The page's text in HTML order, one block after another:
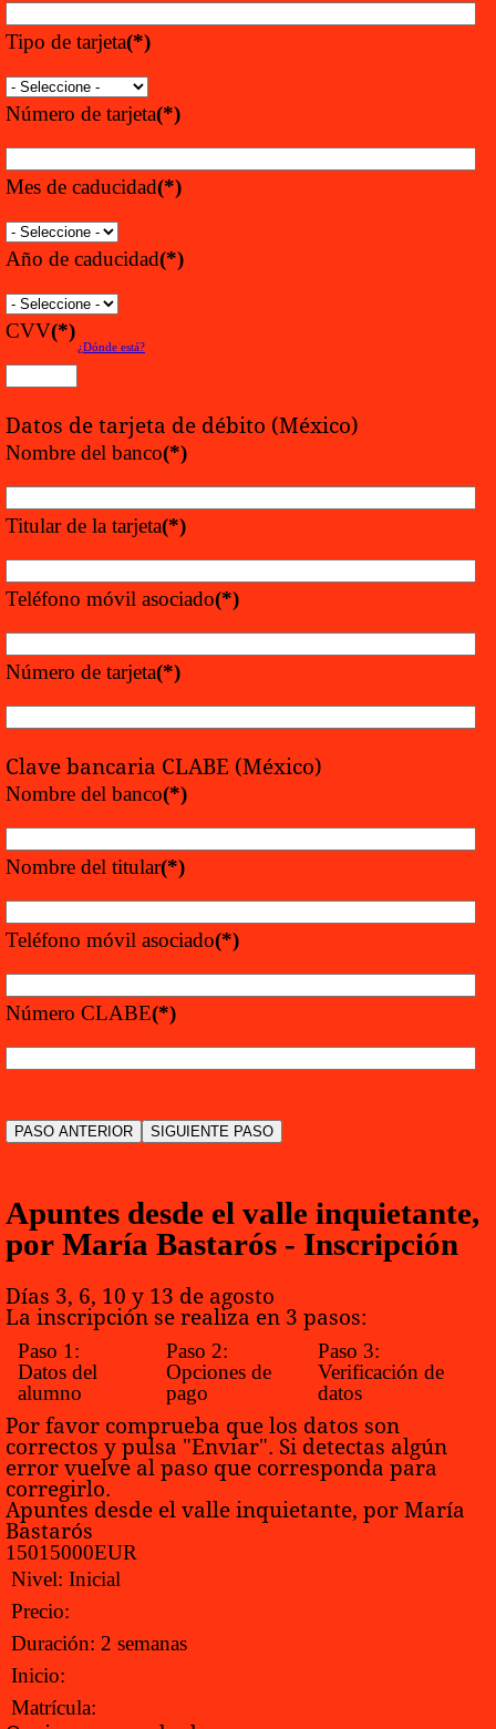
Tipo de tarjeta(*)
Número de tarjeta(*)
Mes de caducidad(*)
Año de caducidad(*)
CVV(*)
¿Dónde está?
Datos de tarjeta de débito (México)
Nombre del banco(*)
Titular de la tarjeta(*)
Teléfono móvil asociado(*)
Número de tarjeta(*)
Clave bancaria CLABE (México)
Nombre del banco(*)
Nombre del titular(*)
Teléfono móvil asociado(*)
Número CLABE(*)
Apuntes desde el valle inquietante,
por María Bastarós - Inscripción
Días 3, 6, 10 y 13 de agosto
La inscripción se realiza en 3 pasos:
Paso 1:
Datos del
alumno
Paso 2:
Opciones de
pago
Paso 3:
Verificación de
datos
Por favor comprueba que los datos son
correctos y pulsa "Enviar". Si detectas algún
error vuelve al paso que corresponda para
corregirlo.
Apuntes desde el valle inquietante, por María
Bastarós
15015000EUR
Nivel: Inicial
Precio:
Duración: 2 semanas
Inicio:
Matrícula: